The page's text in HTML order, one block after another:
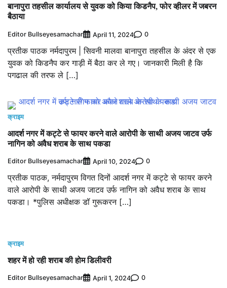
बानापुरा तहसील कार्यालय से युवक को किया किडनैप, फोर व्हीलर में जबरन
बैठाया
Editor Bullseyesamachar April 11, 2024 0
प्रतीक पाठक नर्मदापुरम | सिवनी मालवा बानापुरा तहसील के अंदर से एक
युवक को किडनैप कर गाड़ी में बैठा कर ले गए। जानकारी मिली है कि
पगढाल की तरफ ले […]
क्राइम
आदर्श नगर में कट्टे से फायर करने वाले आरोपी के साथी अजय जाटव उर्फ
नागिन को अवैध शराब के साथ पकडा
Editor Bullseyesamachar April 10, 2024 0
प्रतीक पाठक, नर्मदापुरम विगत दिनों आदर्श नगर में कट्टे से फायर करने
वाले आरोपी के साथी अजय जाटव उर्फ नागिन को अवैध शराब के साथ
पकडा। *पुलिस अधीक्षक डॉ गुरूकरन […]
क्राइम
शहर में हो रही शराब की होम डिलीवरी
Editor Bullseyesamachar April 1, 2024 0